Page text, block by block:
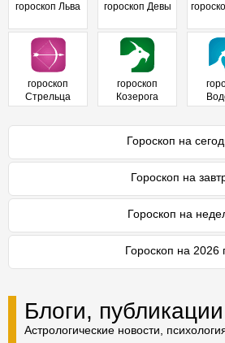
гороскоп Льва гороскоп Девы
гороскоп
Стрельца
гороскоп
Козерога
Гороскоп на
Гороскоп на
Гороскоп на
Гороскоп на 2026
Блоги,
Астрологические новости,